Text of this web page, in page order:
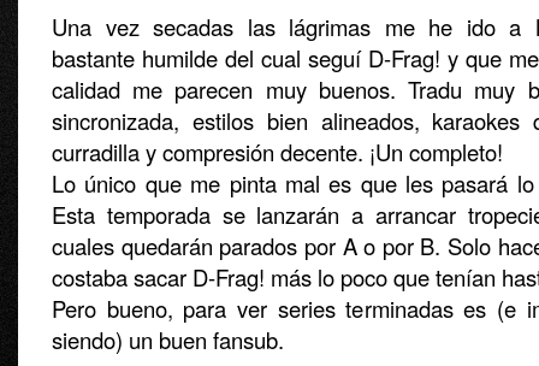
Una vez secadas las lágrimas me he ido a
bastante humilde del cual seguí D-Frag! y que
calidad me parecen muy buenos. Tradu muy
sincronizada, estilos bien alineados, karaokes
curradilla y compresión decente. ¡Un completo!
Lo único que me pinta mal es que les pasará
Esta temporada se lanzarán a arrancar
cuales quedarán parados por A o por B. Solo
costaba sacar D-Frag! más lo poco que tenían
Pero bueno, para ver series terminadas es (e
siendo) un buen fansub.